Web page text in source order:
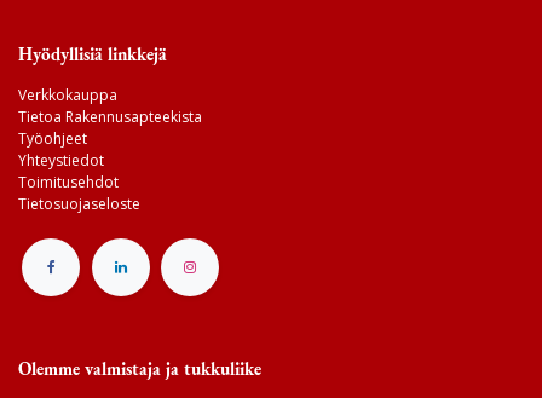
Hyödyllisiä linkkejä
Verkkokauppa
Tietoa Rakennusapteekista
Työohjeet
Yhteystiedot
Toimitusehdot
Tietosuojaseloste
Olemme valmistaja ja tukkuliike